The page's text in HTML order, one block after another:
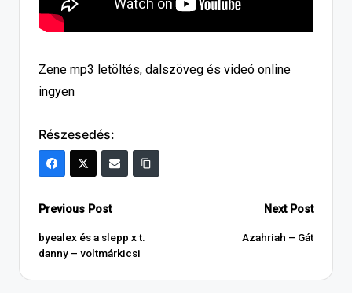
Zene mp3 letöltés, dalszöveg és videó online
ingyen
Részesedés:
Post
navigation
Previous Post
byealex és a slepp x t.
danny – voltmárkicsi
Next Post
Azahriah – Gát